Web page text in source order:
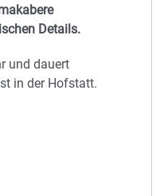
Details.
und dauert
in der Hofstatt.